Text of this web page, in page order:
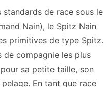
de race sous le
Nain), le Spitz Nain
primitives de type Spitz.
de compagnie les plus
sa petite taille, son
En tant que race